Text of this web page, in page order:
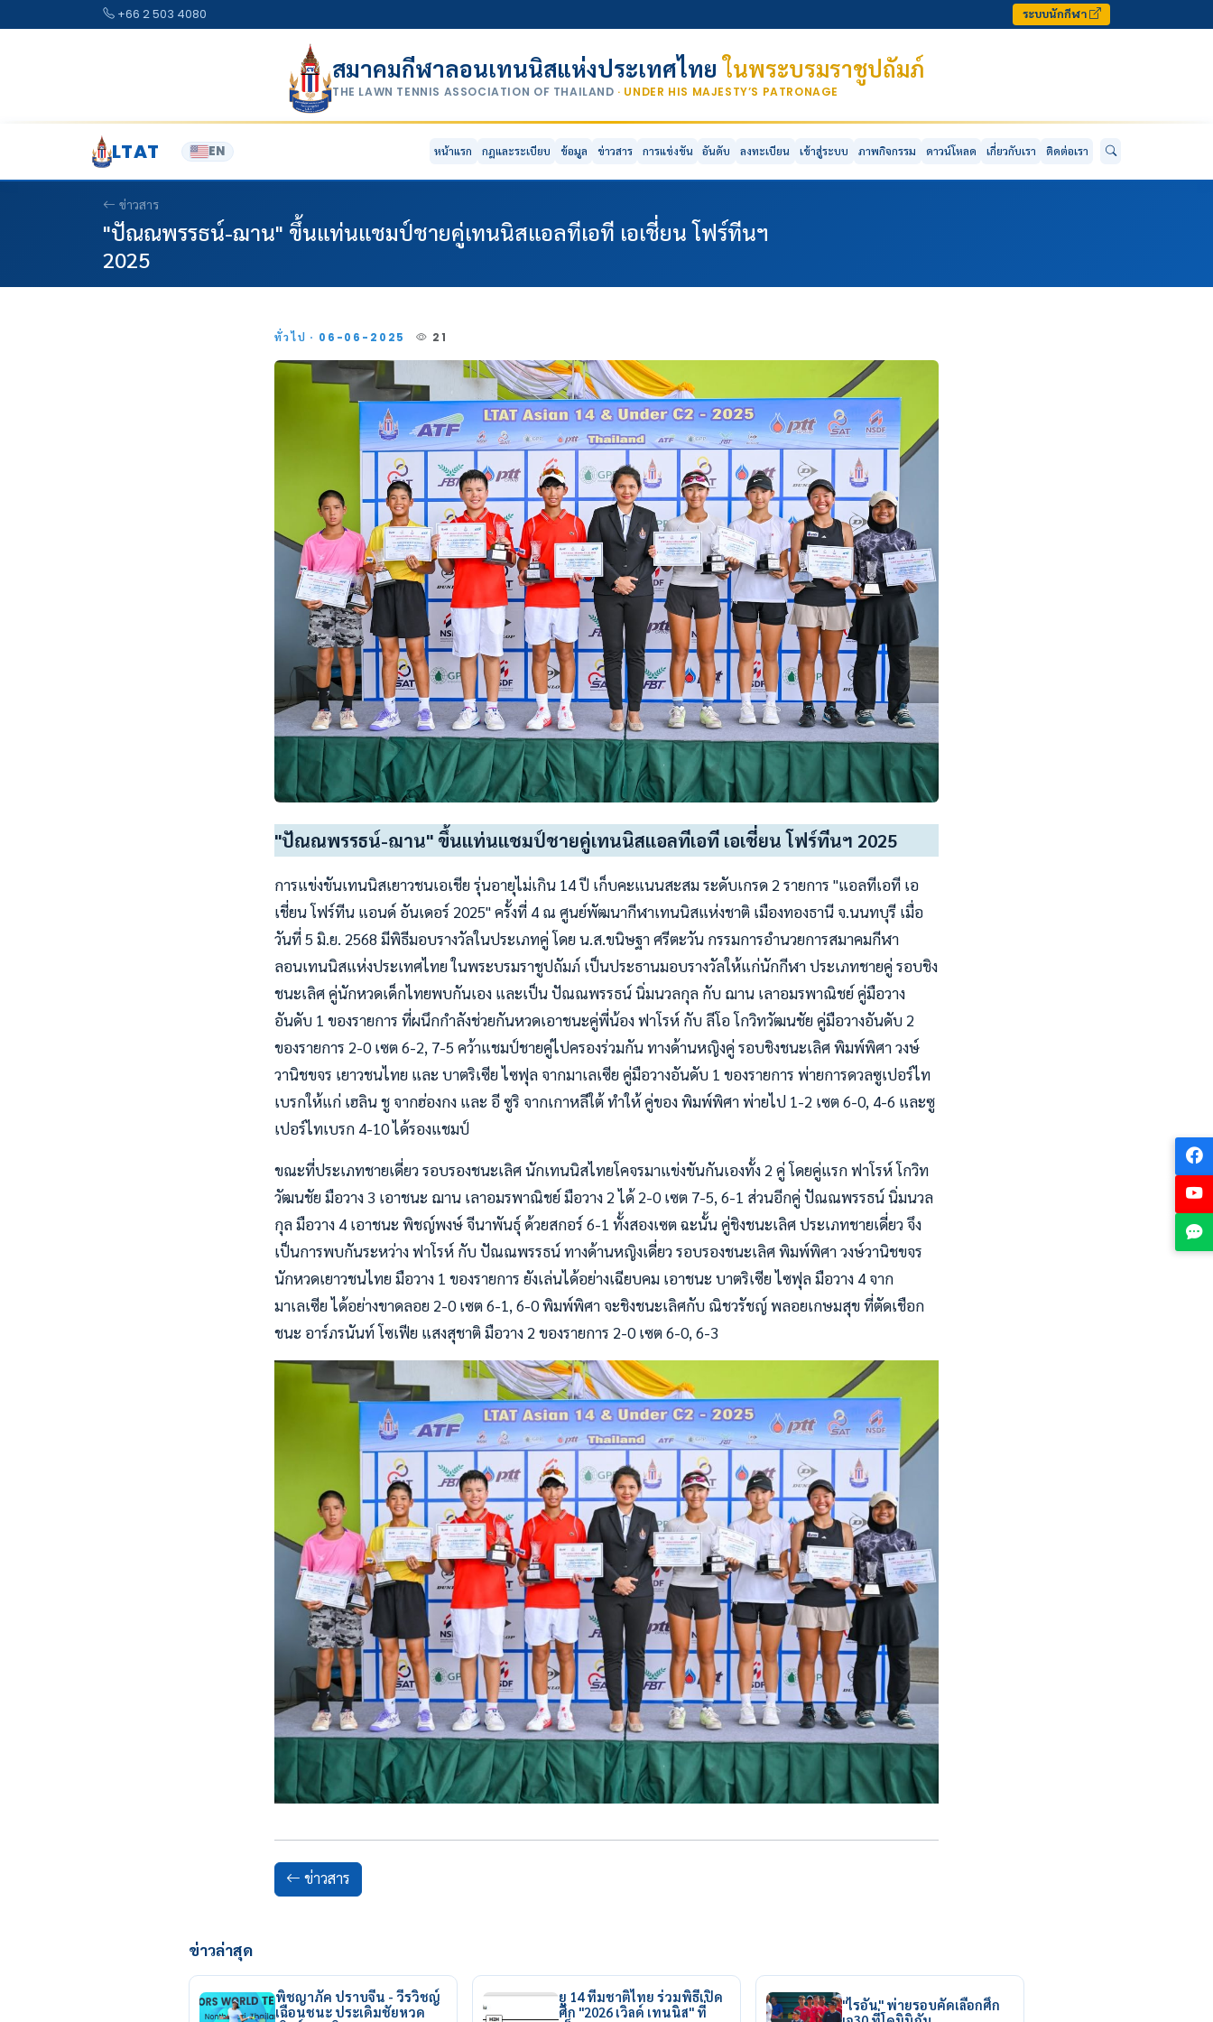
+66 2 503 4080 ระบบนักกีฬา
สมาคมกีฬาลอนเทนนิสแห่งประเทศไทยในพระบรมราชูปถัมภ์
THE LAWN TENNIS ASSOCIATION OF THAILAND · UNDER HIS MAJESTY’S PATRONAGE
LTAT EN หน้าแรก กฎและระเบียบ ข้อมูล ข่าวสาร การแข่งขัน อันดับ ลงทะเบียน เข้าสู่ระบบ ภาพกิจกรรม ดาวน์โหลด เกี่ยวกับเรา ติดต่อเรา
ข่าวสาร
"ปัณณพรรธน์-ฌาน" ขึ้นแท่นแชมป์ชายคู่เทนนิสแอลทีเอที เอเชี่ยน โฟร์ทีนฯ
2025
ทั่วไป · 06-06-2025 21
"ปัณณพรรธน์-ฌาน" ขึ้นแท่นแชมป์ชายคู่เทนนิสแอลทีเอที เอเชี่ยน โฟร์ทีนฯ 2025
การแข่งขันเทนนิสเยาวชนเอเชีย รุ่นอายุไม่เกิน 14 ปี เก็บคะแนนสะสม ระดับเกรด 2 รายการ "แอลทีเอที เอ
เชี่ยน โฟร์ทีน แอนด์ อันเดอร์ 2025" ครั้งที่ 4 ณ ศูนย์พัฒนากีฬาเทนนิสแห่งชาติ เมืองทองธานี จ.นนทบุรี เมื่อ
วันที่ 5 มิ.ย. 2568 มีพิธีมอบรางวัลในประเภทคู่ โดย น.ส.ขนิษฐา ศรีตะวัน กรรมการอำนวยการสมาคมกีฬา
ลอนเทนนิสแห่งประเทศไทย ในพระบรมราชูปถัมภ์ เป็นประธานมอบรางวัลให้แก่นักกีฬา ประเภทชายคู่ รอบชิง
ชนะเลิศ คู่นักหวดเด็กไทยพบกันเอง และเป็น ปัณณพรรธน์ นิ่มนวลกุล กับ ฌาน เลาอมรพาณิชย์ คู่มือวาง
อันดับ 1 ของรายการ ที่ผนึกกำลังช่วยกันหวดเอาชนะคู่พี่น้อง ฟาโรห์ กับ ลีโอ โกวิทวัฒนชัย คู่มือวางอันดับ 2
ของรายการ 2-0 เซต 6-2, 7-5 คว้าแชมป์ชายคู่ไปครองร่วมกัน ทางด้านหญิงคู่ รอบชิงชนะเลิศ พิมพ์พิศา วงษ์
วานิชขจร เยาวชนไทย และ บาตริเซีย ไซฟุล จากมาเลเซีย คู่มือวางอันดับ 1 ของรายการ พ่ายการดวลซูเปอร์ไท
เบรกให้แก่ เฮลิน ชู จากฮ่องกง และ อี ซูริ จากเกาหลีใต้ ทำให้ คู่ของ พิมพ์พิศา พ่ายไป 1-2 เซต 6-0, 4-6 และซู
เปอร์ไทเบรก 4-10 ได้รองแชมป์
ขณะที่ประเภทชายเดี่ยว รอบรองชนะเลิศ นักเทนนิสไทยโคจรมาแข่งขันกันเองทั้ง 2 คู่ โดยคู่แรก ฟาโรห์ โกวิท
วัฒนชัย มือวาง 3 เอาชนะ ฌาน เลาอมรพาณิชย์ มือวาง 2 ได้ 2-0 เซต 7-5, 6-1 ส่วนอีกคู่ ปัณณพรรธน์ นิ่มนวล
กุล มือวาง 4 เอาชนะ พิชญ์พงษ์ จีนาพันธุ์ ด้วยสกอร์ 6-1 ทั้งสองเซต ฉะนั้น คู่ชิงชนะเลิศ ประเภทชายเดี่ยว จึง
เป็นการพบกันระหว่าง ฟาโรห์ กับ ปัณณพรรธน์ ทางด้านหญิงเดี่ยว รอบรองชนะเลิศ พิมพ์พิศา วงษ์วานิชขจร
นักหวดเยาวชนไทย มือวาง 1 ของรายการ ยังเล่นได้อย่างเฉียบคม เอาชนะ บาตริเซีย ไซฟุล มือวาง 4 จาก
มาเลเซีย ได้อย่างขาดลอย 2-0 เซต 6-1, 6-0 พิมพ์พิศา จะชิงชนะเลิศกับ ณิชวรัชญ์ พลอยเกษมสุข ที่ตัดเชือก
ชนะ อาร์ภรนันท์ โซเฟีย แสงสุชาติ มือวาง 2 ของรายการ 2-0 เซต 6-0, 6-3
ข่าวสาร
ข่าวล่าสุด
พิชญาภัค ปราบจีน - วีรวิชญ์
เฉือนชนะ ประเดิมชัยหวด
ยู 14 ทีมชาติไทย ร่วมพิธีเปิด
ศึก "2026 เวิลด์ เทนนิส" ที่
"ไรอัน" พ่ายรอบคัดเลือกศึก